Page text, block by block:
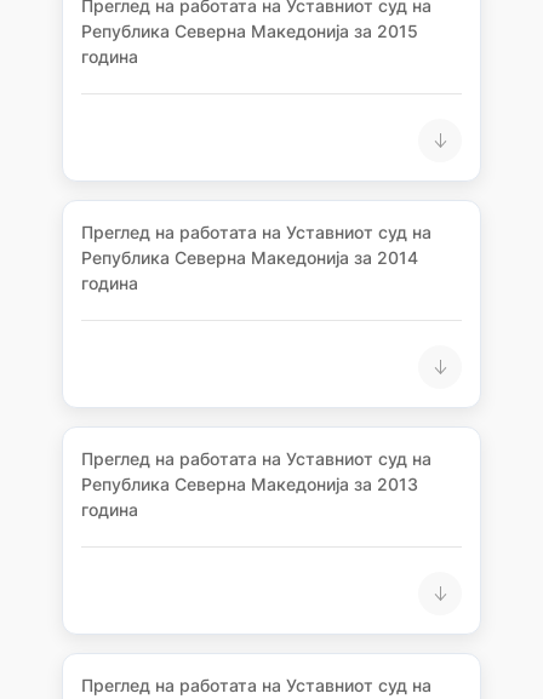
Преглед на работата на Уставниот суд на
Република Северна Македонија за 2015
година
Преглед на работата на Уставниот суд на
Република Северна Македонија за 2014
година
Преглед на работата на Уставниот суд на
Република Северна Македонија за 2013
година
Преглед на работата на Уставниот суд на